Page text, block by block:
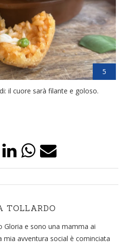
5
il cuore sarà filante e goloso.
TOLLARDO
Gloria e sono una mamma ai
mia avventura social è cominciata